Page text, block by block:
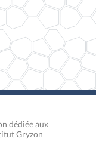
dédiée aux
Gryzon